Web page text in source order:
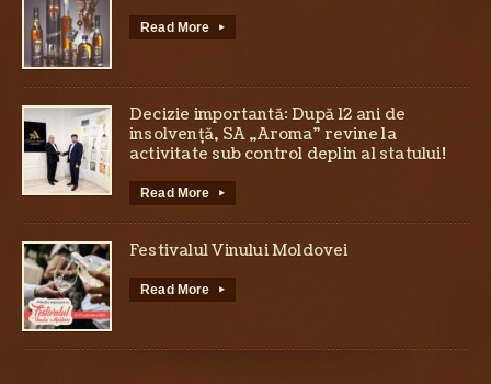
Read More ▸
Decizie importantă: După 12 ani de
insolvență, SA „Aroma” revine la
activitate sub control deplin al statului!
Read More ▸
Festivalul Vinului Moldovei
Read More ▸